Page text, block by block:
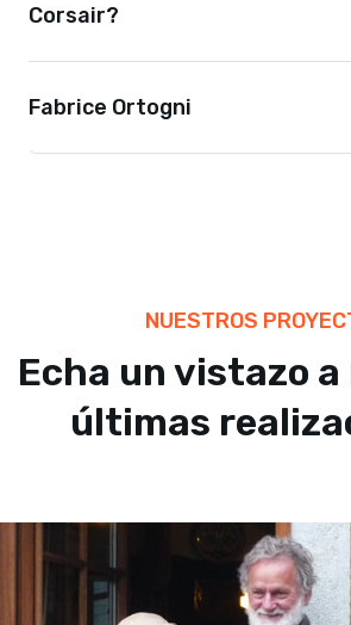
Corsair?
Fabrice Ortogni
NUESTROS
Echa un vistazo
últimas